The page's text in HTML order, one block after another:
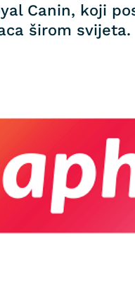
Canin, koji
širom svijeta.